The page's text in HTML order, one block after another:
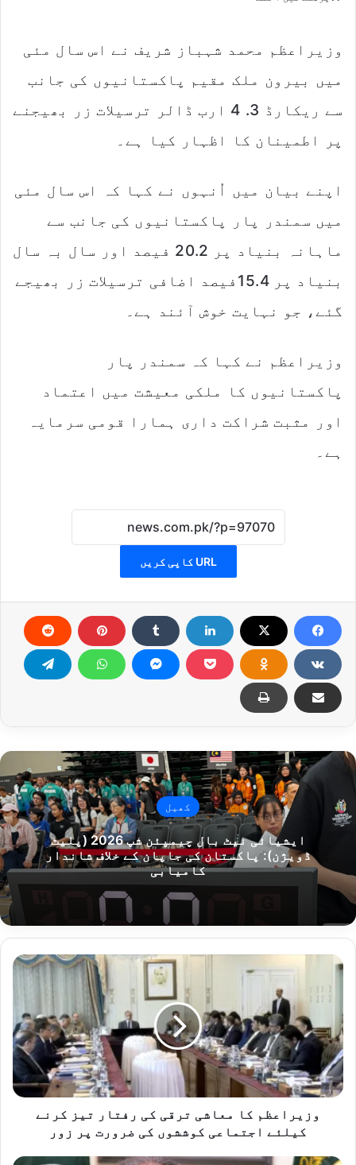
وزیراعظم محمد شہباز شریف نے اس سال مئی
میں بیرون ملک مقیم پاکستانیوں کی جانب
سے ریکارڈ 3. 4 ارب ڈالر ترسیلات زر بھیجنے
پر اطمینان کا اظہار کیا ہے۔
اپنے بیان میں اُنہوں نے کہا کہ اس سال مئی
میں سمندر پار پاکستانیوں کی جانب سے
ماہانہ بنیاد پر 20.2 فیصد اور سال بہ سال
بنیاد پر 15.4فیصد اضافی ترسیلات زر بھیجے
گئے، جو نہایت خوش آئند ہے۔
وزیراعظم نے کہا کہ سمندر پار
پاکستانیوں کا ملکی معیشت میں اعتماد
اور مثبت شراکت داری ہمارا قومی سرمایہ
ہے۔
URL کاپی کریں
کھیل
ایشیائی نیٹ بال چیمپئن شپ 2026 (پلیٹ
ڈویژن): پاکستان کی جاپان کے خلاف شاندار
کامیابی
وزیراعظم
معاشی
ترقی
کی
رفتار
تیز
کرنے
کیلئے
اجتماعی
ضرورت
وزیراعظم کا معاشی ترقی کی رفتار تیز کرنے
کیلئے اجتماعی کوششوں کی ضرورت پر زور